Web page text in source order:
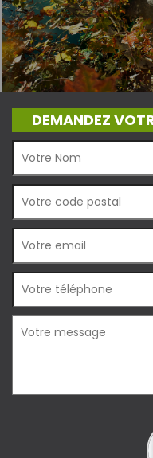
DEMANDEZ